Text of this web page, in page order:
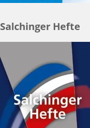
Salchinger Hefte